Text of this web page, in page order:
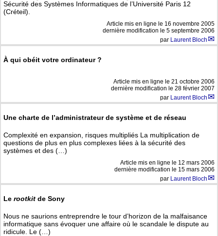
Sécurité des Systèmes Informatiques de l’Université Paris 12
(Créteil).
Article mis en ligne le 16 novembre 2005
dernière modification le 5 septembre 2006
par Laurent Bloch
À qui obéit votre ordinateur ?
Article mis en ligne le 21 octobre 2006
dernière modification le 28 février 2007
par Laurent Bloch
Une charte de l’administrateur de système et de réseau
Complexité en expansion, risques multipliés La multiplication de
questions de plus en plus complexes liées à la sécurité des
systèmes et des (…)
Article mis en ligne le 12 mars 2006
dernière modification le 15 mars 2006
par Laurent Bloch
Le rootkit de Sony
Nous ne saurions entreprendre le tour d’horizon de la malfaisance
informatique sans évoquer une affaire où le scandale le dispute au
ridicule. Le (…)